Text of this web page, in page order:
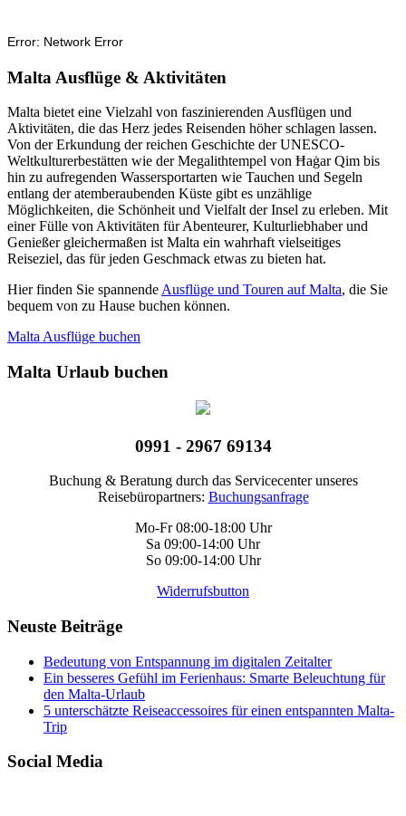
Malta Ausflüge & Aktivitäten
Malta bietet eine Vielzahl von faszinierenden Ausflügen und
Aktivitäten, die das Herz jedes Reisenden höher schlagen lassen.
Von der Erkundung der reichen Geschichte der UNESCO-
Weltkulturerbestätten wie der Megalithtempel von Ħaġar Qim bis
hin zu aufregenden Wassersportarten wie Tauchen und Segeln
entlang der atemberaubenden Küste gibt es unzählige
Möglichkeiten, die Schönheit und Vielfalt der Insel zu erleben. Mit
einer Fülle von Aktivitäten für Abenteurer, Kulturliebhaber und
Genießer gleichermaßen ist Malta ein wahrhaft vielseitiges
Reiseziel, das für jeden Geschmack etwas zu bieten hat.
Hier finden Sie spannende Ausflüge und Touren auf Malta, die Sie
bequem von zu Hause buchen können.
Malta Ausflüge buchen
Malta Urlaub buchen
0991 - 2967 69134
Buchung & Beratung durch das Servicecenter unseres
Reisebüropartners: Buchungsanfrage
Mo-Fr 08:00-18:00 Uhr
Sa 09:00-14:00 Uhr
So 09:00-14:00 Uhr
Widerrufsbutton
Neuste Beiträge
Bedeutung von Entspannung im digitalen Zeitalter
Ein besseres Gefühl im Ferienhaus: Smarte Beleuchtung für
den Malta-Urlaub
5 unterschätzte Reiseaccessoires für einen entspannten Malta-
Trip
Social Media